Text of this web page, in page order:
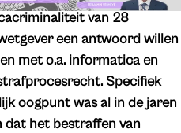
van 28
een antwoord willen
met o.a. informatica en
Specifiek
oogpunt wasal in de jaren
dat het bestraffen van